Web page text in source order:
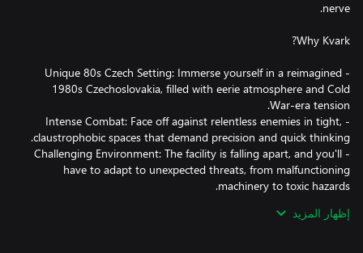
- Unique 80s Czech Setting: Immerse yourself in a reimagined
1980s Czechoslovakia, filled with eerie atmosphere and Cold
- Intense Combat: Face off against relentless enemies in tight,
- Challenging Environment: The facility is falling apart, and you'll
have to adapt to unexpected threats, from malfunctioning
إظهار المزيد